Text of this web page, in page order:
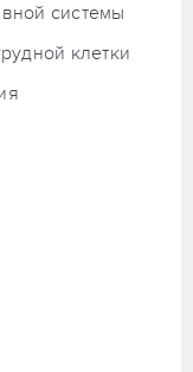
системы
клетки